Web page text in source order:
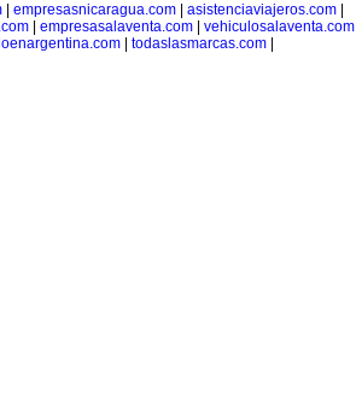
| empresasnicaragua.com| asistenciaviajeros.com|
empresasalaventa.com vehiculosalaventa.com
todaslasmarcas.com